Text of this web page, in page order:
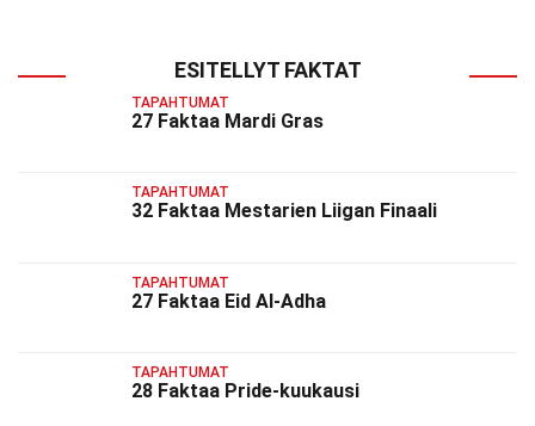
ESITELLYT FAKTAT
TAPAHTUMAT
27 Faktaa Mardi Gras
TAPAHTUMAT
32 Faktaa Mestarien Liigan Finaali
TAPAHTUMAT
27 Faktaa Eid Al-Adha
TAPAHTUMAT
28 Faktaa Pride-kuukausi